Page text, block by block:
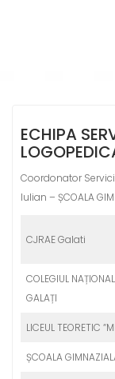
ECHIPA
Coordonator
Iulian – ȘCOALA
CJRAE Galati
COLEGIUL
GALAȚI
LICEUL TEORETIC
ȘCOALA